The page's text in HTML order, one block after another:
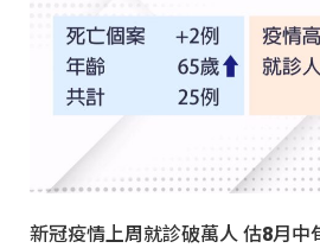
新冠疫情上周就診破萬人 估8月中